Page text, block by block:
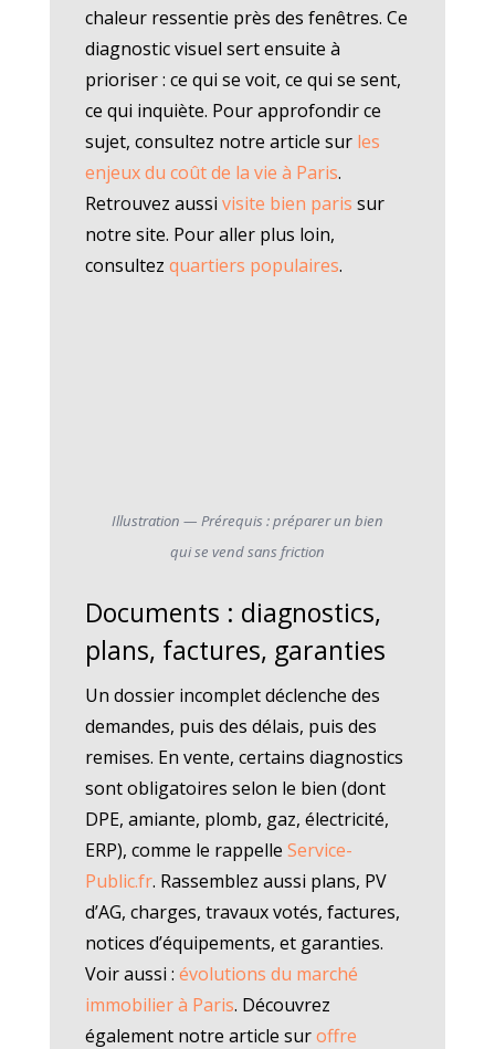
chaleur ressentie près des fenêtres. Ce
diagnostic visuel sert ensuite à
prioriser : ce qui se voit, ce qui se sent,
ce qui inquiète. Pour approfondir ce
sujet, consultez notre article sur les
enjeux du coût de la vie à Paris.
Retrouvez aussi visite bien paris sur
notre site. Pour aller plus loin,
consultez quartiers populaires.
Illustration — Prérequis : préparer un bien
qui se vend sans friction
Documents : diagnostics,
plans, factures, garanties
Un dossier incomplet déclenche des
demandes, puis des délais, puis des
remises. En vente, certains diagnostics
sont obligatoires selon le bien (dont
DPE, amiante, plomb, gaz, électricité,
ERP), comme le rappelle Service-
Public.fr. Rassemblez aussi plans, PV
d’AG, charges, travaux votés, factures,
notices d’équipements, et garanties.
Voir aussi : évolutions du marché
immobilier à Paris. Découvrez
également notre article suroffre